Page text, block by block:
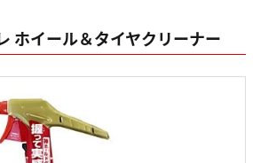
ホイール＆タイヤクリーナー